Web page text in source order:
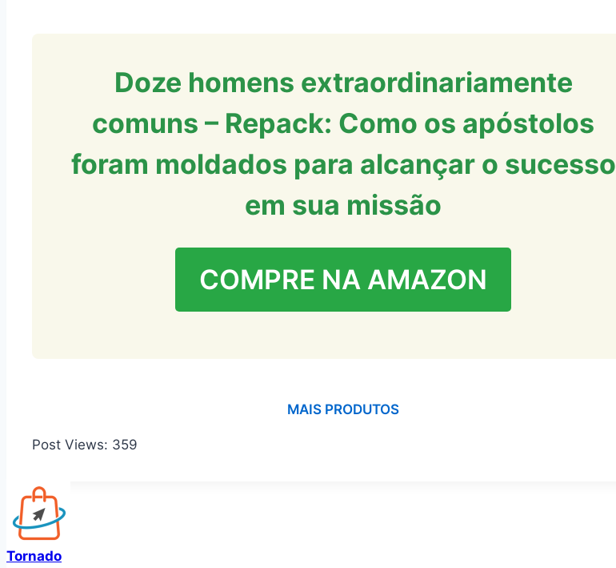
Doze homens extraordinariamente
comuns – Repack: Como os apóstolos
foram moldados para alcançar o sucesso
em sua missão
COMPRE NA AMAZON
MAIS PRODUTOS
Post Views: 359
Tornado